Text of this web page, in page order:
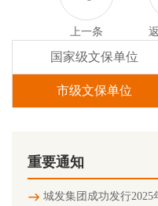
上一条
国家级文保单位
市级文保单位
重要通知
城发集团成功发行